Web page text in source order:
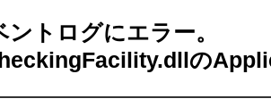
ントログにエラー。
の